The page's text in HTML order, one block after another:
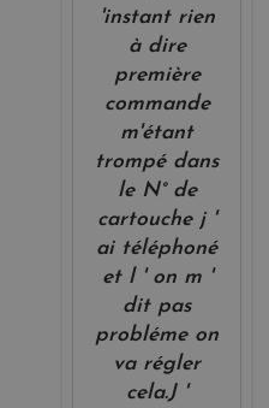
'instant rien
à dire
première
commande
m'étant
trompé dans
le N° de
cartouche j '
ai téléphoné
et l ' on m '
dit pas
probléme on
va régler
cela.J '